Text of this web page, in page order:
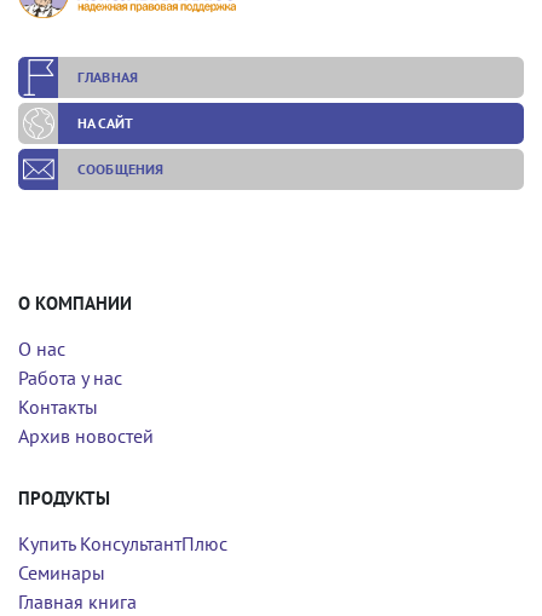
ГЛАВНАЯ
НА САЙТ
СООБЩЕНИЯ
О КОМПАНИИ
О нас
Работа у нас
Контакты
Архив новостей
ПРОДУКТЫ
Купить КонсультантПлюс
Семинары
Главная книга